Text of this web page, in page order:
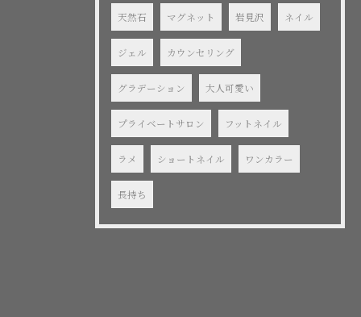
天然石 マグネット 岩見沢 ネイル
ジェル カウンセリング
グラデーション 大人可愛い
プライベートサロン フットネイル
ラメ ショートネイル ワンカラー
長持ち